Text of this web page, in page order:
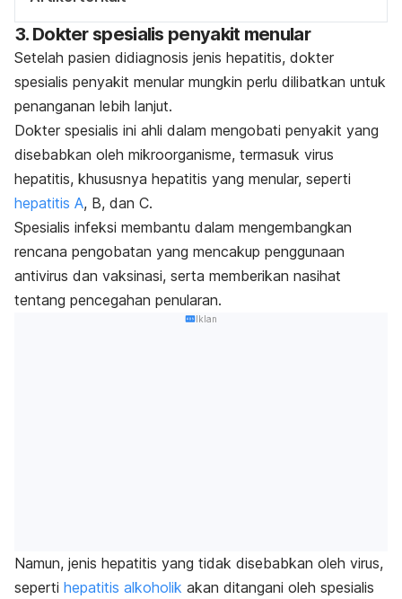
3. Dokter spesialis penyakit menular
Setelah pasien didiagnosis jenis hepatitis, dokter
spesialis penyakit menular mungkin perlu dilibatkan untuk
penanganan lebih lanjut.
Dokter spesialis ini ahli dalam mengobati penyakit yang
disebabkan oleh mikroorganisme, termasuk virus
hepatitis, khususnya hepatitis yang menular, seperti
hepatitis A, B, dan C.
Spesialis infeksi membantu dalam mengembangkan
rencana pengobatan yang mencakup penggunaan
antivirus dan vaksinasi, serta memberikan nasihat
tentang pencegahan penularan.
Iklan
Namun, jenis hepatitis yang tidak disebabkan oleh virus,
seperti hepatitis alkoholik akan ditangani oleh spesialis